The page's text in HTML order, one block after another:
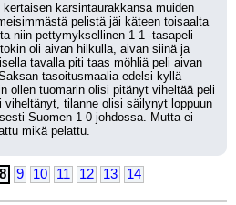
karsintaurakkansa muiden
pelistä jäi käteen toisaalta
niin pettymyksellinen 1-1 -tasapeli
oli aivan hilkulla, aivan siinä ja
tavalla piti taas möhliä peli aivan
tasoitusmaalia edelsi kyllä
ollen tuomarin olisi pitänyt viheltää peli
tilanne olisi säilynyt loppuun
Suomen 1-0 johdossa. Mutta ei
mikä pelattu.
8 9 10 11 12 13 14